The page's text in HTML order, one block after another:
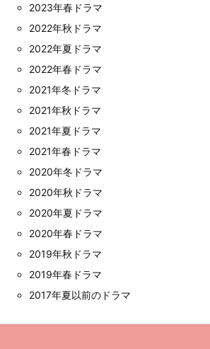
2023年春ドラマ
2022年秋ドラマ
2022年夏ドラマ
2022年春ドラマ
2021年冬ドラマ
2021年秋ドラマ
2021年夏ドラマ
2021年春ドラマ
2020年冬ドラマ
2020年秋ドラマ
2020年夏ドラマ
2020年春ドラマ
2019年秋ドラマ
2019年春ドラマ
2017年夏以前のドラマ